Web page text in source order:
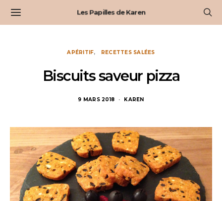
Les Papilles de Karen
APÉRITIF RECETTES SALÉES
Biscuits saveur pizza
9 MARS 2018 KAREN